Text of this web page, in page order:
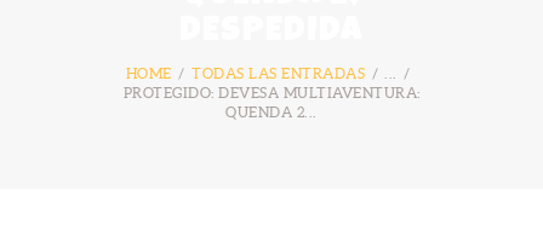
HOME TODAS LAS ENTRADAS
PROTEGIDO: DEVESA MULTIAVENTURA:
QUENDA 2...
CONTACTO